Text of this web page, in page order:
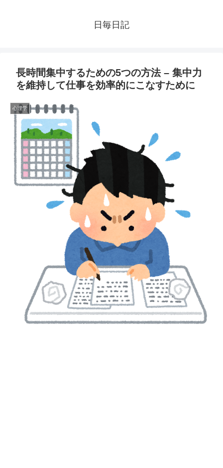
日毎日記
長時間集中するための5つの方法 – 集中力
を維持して仕事を効率的にこなすために
心理学